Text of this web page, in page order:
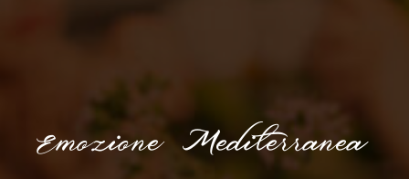
Emozione Mediterranea